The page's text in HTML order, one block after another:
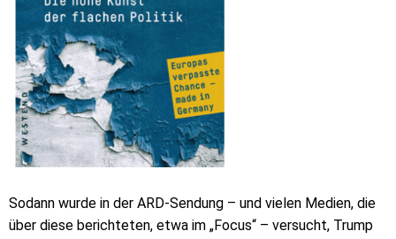
Sodann wurde in der ARD-Sendung – und vielen Medien, die
über diese berichteten, etwa im „Focus“ – versucht, Trump